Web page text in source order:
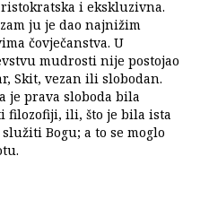
i ekskluzivna.
ju je dao najnižim
čovječanstva. U
mudrosti nije postojao
Skit, vezan ili slobodan.
je prava sloboda bila
filozofiji, ili, što je bila ista
Bogu; a to se moglo